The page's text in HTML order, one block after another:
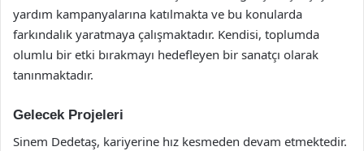
yardım kampanyalarına katılmakta ve bu konularda
farkındalık yaratmaya çalışmaktadır. Kendisi, toplumda
olumlu bir etki bırakmayı hedefleyen bir sanatçı olarak
tanınmaktadır.
Gelecek Projeleri
Sinem Dedetaş, kariyerine hız kesmeden devam etmektedir.